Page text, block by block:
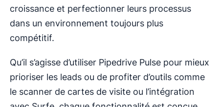
croissance et perfectionner leurs processus
dans un environnement toujours plus
compétitif.
Qu’il s’agisse d’utiliser Pipedrive Pulse pour mieux
prioriser les leads ou de profiter d’outils comme
le scanner de cartes de visite ou l’intégration